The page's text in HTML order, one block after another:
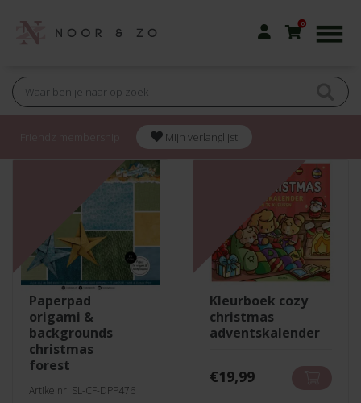
0
Mijn verlanglijst
paperpad
origami &
backgrounds
christmas
forest
Artikelnr. SL-CF-DPP476
kleurboek cozy
christmas
adventskalender
€19,99